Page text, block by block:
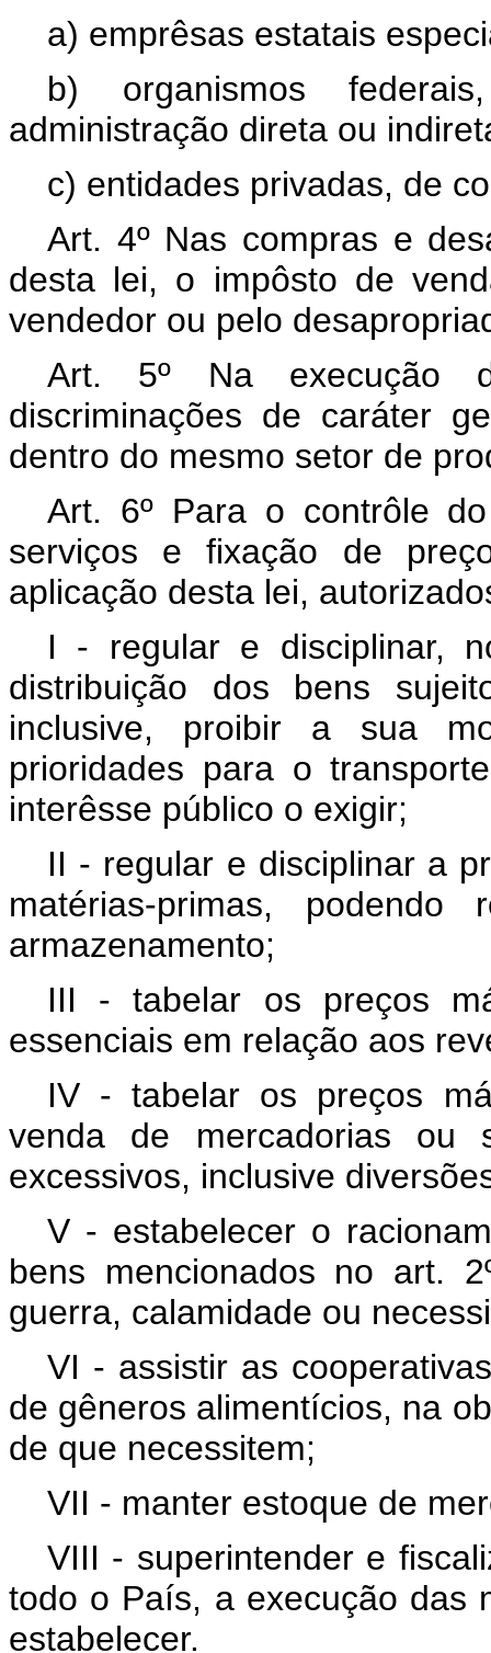
a) emprêsas estatais
b) organismos
administração direta ou
c) entidades privadas, de
Art. 4º Nas compras e
desta lei, o impôsto de
vendedor ou pelo
Art. 5º Na execução
discriminações de caráter
dentro do mesmo setor de
Art. 6º Para o contrôle
serviços e fixação de
aplicação desta lei,
I - regular e disciplinar,
distribuição dos bens
inclusive, proibir a sua
prioridades para o
interêsse público o exigir;
II - regular e disciplinar a
matérias-primas,
armazenamento;
III - tabelar os preços
essenciais em relação aos
IV - tabelar os preços
venda de mercadorias ou
excessivos, inclusive
V - estabelecer o
bens mencionados no art.
guerra, calamidade ou
VI - assistir as
de gêneros alimentícios, na
de que necessitem;
VII - manter estoque de
VIII - superintender e
todo o País, a execução das
estabelecer.